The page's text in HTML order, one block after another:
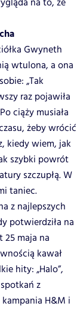
na to, że
Gwyneth
wtulona, a ona
„Tak
raz pojawiła
ciąży musiała
żeby wrócić
kiedy wiem, jak
szybki powrót
szczupłą. W
taniec.
z najlepszych
potwierdziła na
maja na
kawał
hity: „Halo”,
z
H&M i